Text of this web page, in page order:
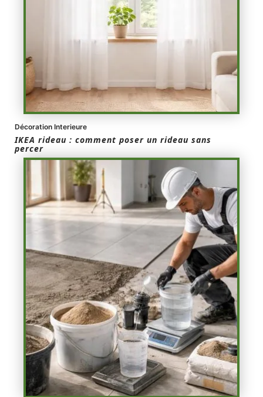
Décoration Interieure
IKEA rideau : comment poser un rideau sans
percer